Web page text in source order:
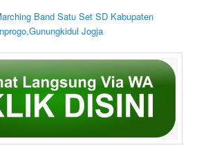
Band Satu Set SD Kabupaten
Jogja